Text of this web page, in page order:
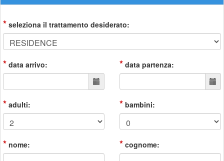
* seleziona il trattamento desiderato:
* data arrivo: * data partenza:
* adulti: * bambini:
* nome: * cognome: